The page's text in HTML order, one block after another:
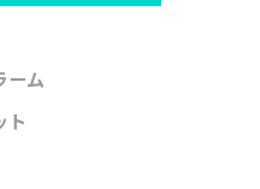
ーム
ト